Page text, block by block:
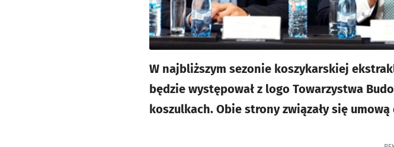
W najbliższym sezonie koszykarskiej
będzie występował z logo Towarzystwa
koszulkach. Obie strony związały się